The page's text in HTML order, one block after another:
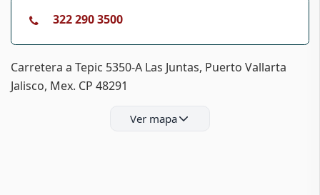
322 290 3500​
Carretera a Tepic 5350-A Las Juntas, Puerto Vallarta
Jalisco, Mex. CP 48291
Ver mapa